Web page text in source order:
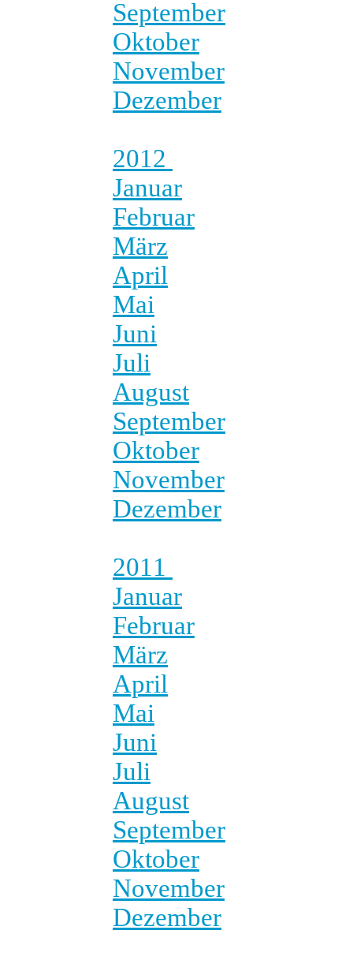
September
Oktober
November
Dezember
2012
Januar
Februar
März
April
Mai
Juni
Juli
August
September
Oktober
November
Dezember
2011
Januar
Februar
März
April
Mai
Juni
Juli
August
September
Oktober
November
Dezember